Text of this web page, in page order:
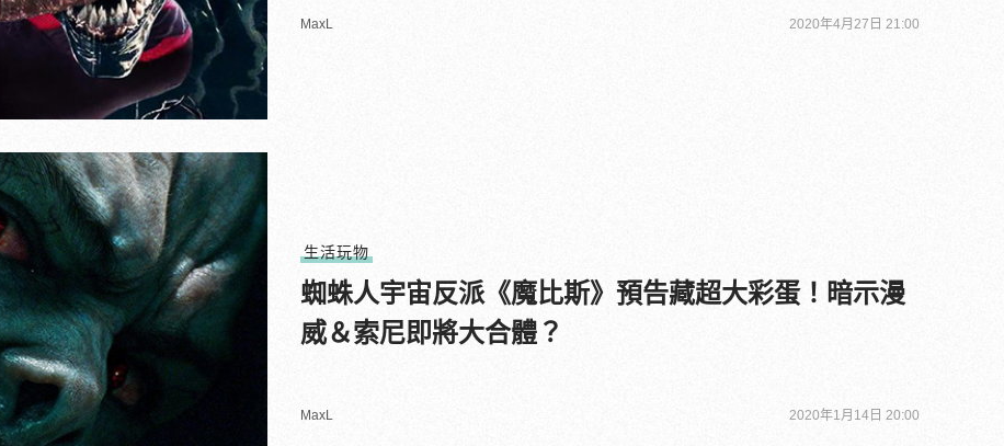
MaxL 2020年4月27日 21:00
生活玩物
蜘蛛人宇宙反派《魔比斯》預告藏超大彩蛋！暗示漫
威＆索尼即將大合體？
MaxL 2020年1月14日 20:00